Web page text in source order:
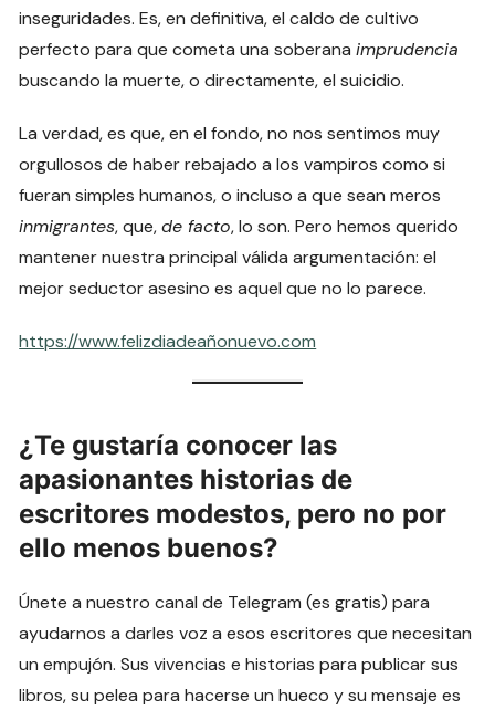
inseguridades. Es, en definitiva, el caldo de cultivo
perfecto para que cometa una soberanaimprudencia
buscando la muerte, o directamente, el suicidio.
La verdad, es que, en el fondo, no nos sentimos muy
orgullosos de haber rebajado a los vampiros como si
fueran simples humanos, o incluso a que sean meros
inmigrantes, que,de facto, lo son. Pero hemos querido
mantener nuestra principal válida argumentación: el
mejor seductor asesino es aquel que no lo parece.
https://www.felizdiadeañonuevo.com
¿Te gustaría conocer las
apasionantes historias de
escritores modestos, pero no por
ello menos buenos?
Únete a nuestro canal de Telegram (es gratis) para
ayudarnos a darles voz a esos escritores que necesitan
un empujón. Sus vivencias e historias para publicar sus
libros, su pelea para hacerse un hueco y su mensaje es